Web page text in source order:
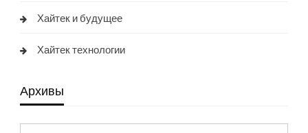
Хайтек и будущее
Хайтек технологии
Архивы